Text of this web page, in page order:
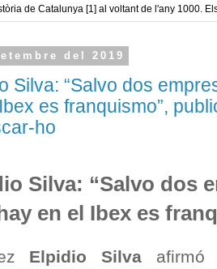
de Catalunya [1] al voltant de l'any 1000.
del 2019
Silva: “Salvo dos
es franquismo”,
ho
Silva: “Salvo dos
en el Ibex es
Elpidio Silva afirmó